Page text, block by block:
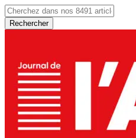
Rechercher